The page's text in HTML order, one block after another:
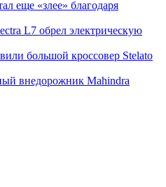
еще «злее» благодаря
L7 обрел электрическую
большой кроссовер Stelato
внедорожник Mahindra